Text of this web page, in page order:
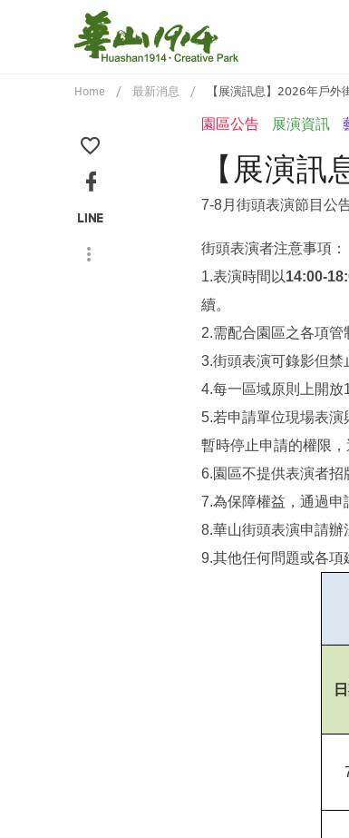
Home 最新消息 【展演訊息】2026年戶
園區公告 展演資訊
【展演
7-8月街頭表演節目公
街頭表演者注意事項：
1.表演時間以14:00-
續。
2.需配合園區之各項管
3.街頭表演可錄影但禁
4.每一區域原則上開放
5.若申請單位現場表
暫時停止申請的權限，
6.園區不提供表演者招
7.為保障權益，通過申
8.華山街頭表演申請辦
9.其他任何問題或各項